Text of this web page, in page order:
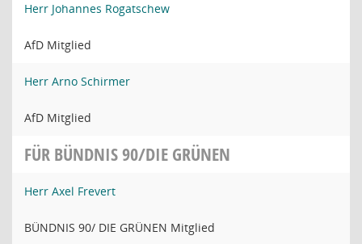
Herr Johannes Rogatschew
AfD Mitglied
Herr Arno Schirmer
AfD Mitglied
FÜR BÜNDNIS 90/DIE GRÜNEN
Herr Axel Frevert
BÜNDNIS 90/ DIE GRÜNEN Mitglied